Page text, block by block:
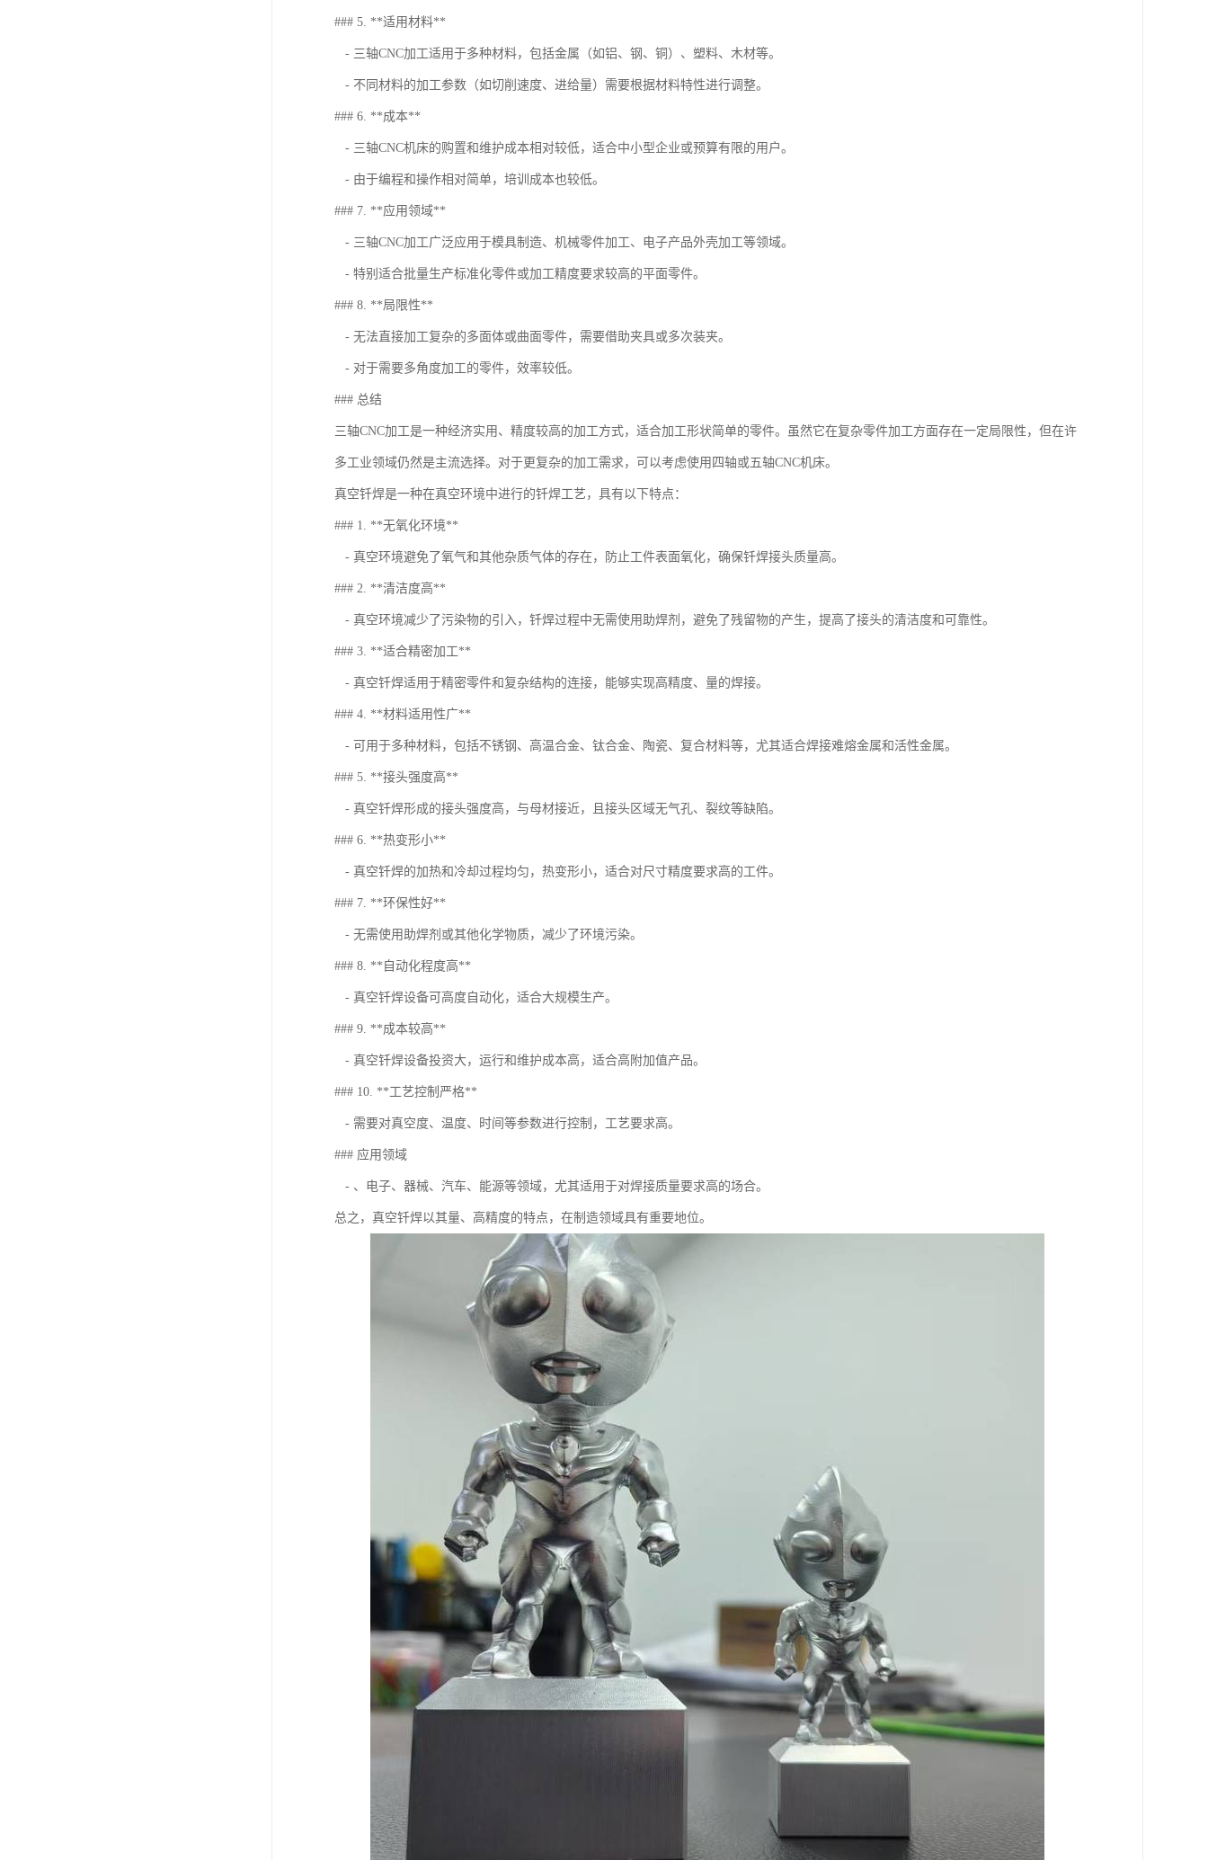
### 5. **适用材料**
- 三轴CNC加工适用于多种材料，包括金属（如铝、钢、铜）、塑料、木材等。
- 不同材料的加工参数（如切削速度、进给量）需要根据材料特性进行调整。
### 6. **成本**
- 三轴CNC机床的购置和维护成本相对较低，适合中小型企业或预算有限的用户。
- 由于编程和操作相对简单，培训成本也较低。
### 7. **应用领域**
- 三轴CNC加工广泛应用于模具制造、机械零件加工、电子产品外壳加工等领域。
- 特别适合批量生产标准化零件或加工精度要求较高的平面零件。
### 8. **局限性**
- 无法直接加工复杂的多面体或曲面零件，需要借助夹具或多次装夹。
- 对于需要多角度加工的零件，效率较低。
### 总结
三轴CNC加工是一种经济实用、精度较高的加工方式，适合加工形状简单的零件。虽然它在复杂零件加工方面存在一定局限性，但在许
多工业领域仍然是主流选择。对于更复杂的加工需求，可以考虑使用四轴或五轴CNC机床。
真空钎焊是一种在真空环境中进行的钎焊工艺，具有以下特点：
### 1. **无氧化环境**
- 真空环境避免了氧气和其他杂质气体的存在，防止工件表面氧化，确保钎焊接头质量高。
### 2. **清洁度高**
- 真空环境减少了污染物的引入，钎焊过程中无需使用助焊剂，避免了残留物的产生，提高了接头的清洁度和可靠性。
### 3. **适合精密加工**
- 真空钎焊适用于精密零件和复杂结构的连接，能够实现高精度、量的焊接。
### 4. **材料适用性广**
- 可用于多种材料，包括不锈钢、高温合金、钛合金、陶瓷、复合材料等，尤其适合焊接难熔金属和活性金属。
### 5. **接头强度高**
- 真空钎焊形成的接头强度高，与母材接近，且接头区域无气孔、裂纹等缺陷。
### 6. **热变形小**
- 真空钎焊的加热和冷却过程均匀，热变形小，适合对尺寸精度要求高的工件。
### 7. **环保性好**
- 无需使用助焊剂或其他化学物质，减少了环境污染。
### 8. **自动化程度高**
- 真空钎焊设备可高度自动化，适合大规模生产。
### 9. **成本较高**
- 真空钎焊设备投资大，运行和维护成本高，适合高附加值产品。
### 10. **工艺控制严格**
- 需要对真空度、温度、时间等参数进行控制，工艺要求高。
### 应用领域
- 、电子、器械、汽车、能源等领域，尤其适用于对焊接质量要求高的场合。
总之，真空钎焊以其量、高精度的特点，在制造领域具有重要地位。